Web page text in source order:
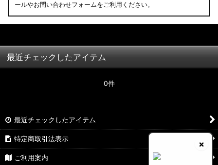
ールやお問い合わせフォームをご利用ください。
×
最近チェックしたアイテム
0件
最近チェックしたアイテム
特定商取引法表示
ご利用案内